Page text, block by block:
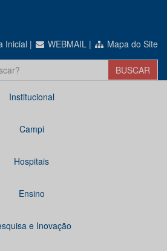
Inicial | WEBMAIL | Mapa do Site
Institucional
Campi
Hospitais
Ensino
e Inovação